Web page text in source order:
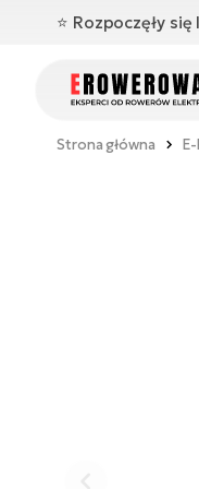
⭐️ Rozpoczęły
Strona główna